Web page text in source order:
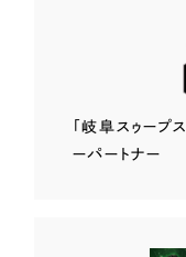
「岐阜スゥープス
ーパートナー